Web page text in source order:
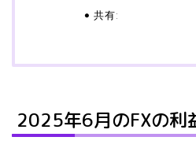
共有:
2025年6月のFXの